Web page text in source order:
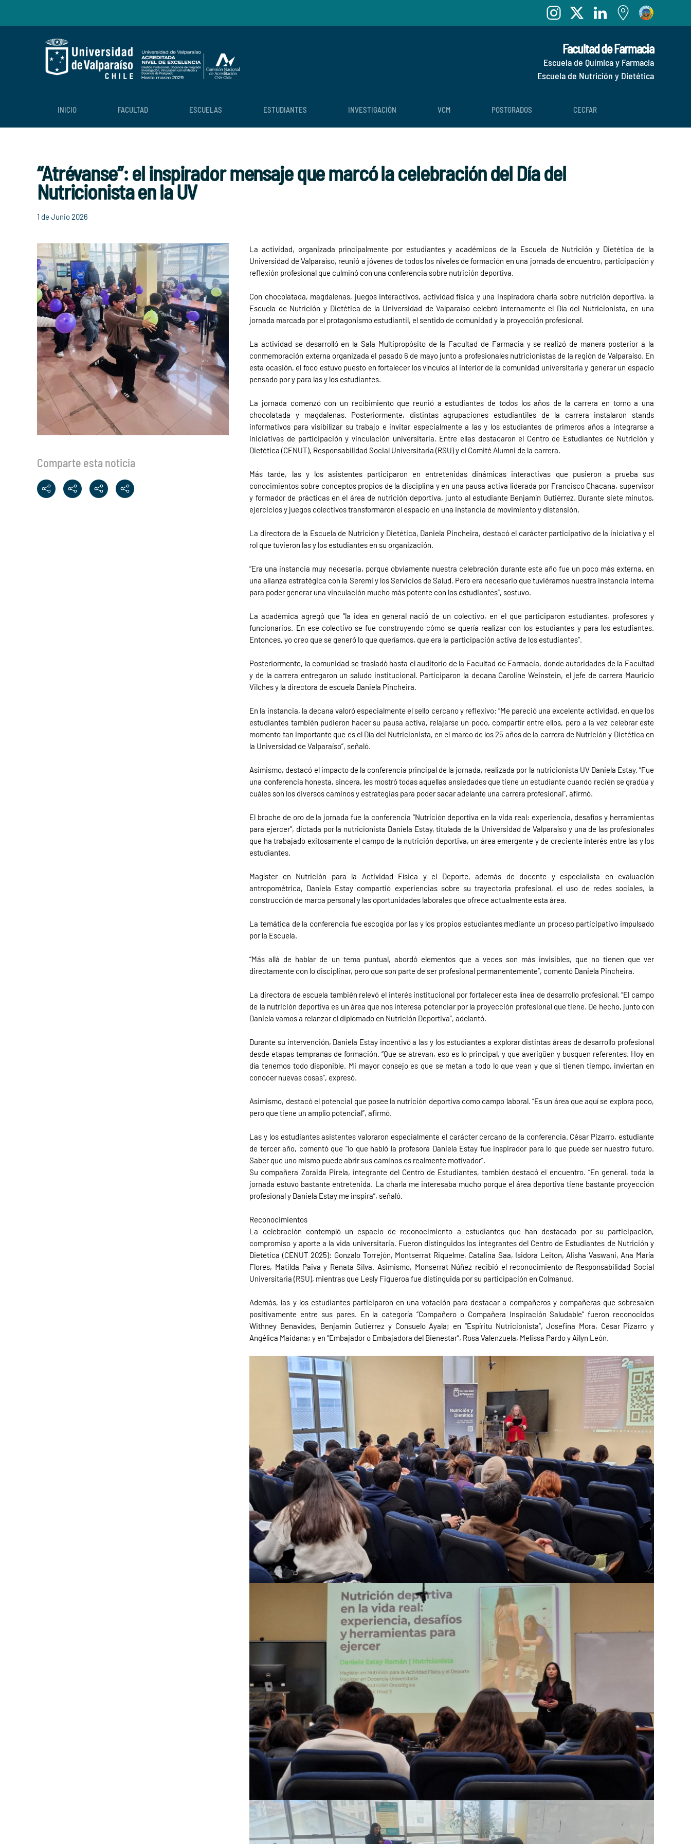
Skip to main content
Facultad de Farmacia
Escuela de Química y Farmacia
Escuela de Nutrición y Dietética
INICIO FACULTAD ESCUELAS ESTUDIANTES INVESTIGACIÓN VCM POSTGRADOS CECFAR
“Atrévanse”: el inspirador mensaje que marcó la celebración del Día del
Nutricionista en la UV
1 de Junio 2026
Comparte esta noticia
La actividad, organizada principalmente por estudiantes y académicos de la Escuela de Nutrición y Dietética de la
Universidad de Valparaíso, reunió a jóvenes de todos los niveles de formación en una jornada de encuentro, participación y
reflexión profesional que culminó con una conferencia sobre nutrición deportiva.
Con chocolatada, magdalenas, juegos interactivos, actividad física y una inspiradora charla sobre nutrición deportiva, la
Escuela de Nutrición y Dietética de la Universidad de Valparaíso celebró internamente el Día del Nutricionista, en una
jornada marcada por el protagonismo estudiantil, el sentido de comunidad y la proyección profesional.
La actividad se desarrolló en la Sala Multipropósito de la Facultad de Farmacia y se realizó de manera posterior a la
conmemoración externa organizada el pasado 6 de mayo junto a profesionales nutricionistas de la región de Valparaíso. En
esta ocasión, el foco estuvo puesto en fortalecer los vínculos al interior de la comunidad universitaria y generar un espacio
pensado por y para las y los estudiantes.
La jornada comenzó con un recibimiento que reunió a estudiantes de todos los años de la carrera en torno a una
chocolatada y magdalenas. Posteriormente, distintas agrupaciones estudiantiles de la carrera instalaron stands
informativos para visibilizar su trabajo e invitar especialmente a las y los estudiantes de primeros años a integrarse a
iniciativas de participación y vinculación universitaria. Entre ellas destacaron el Centro de Estudiantes de Nutrición y
Dietética (CENUT), Responsabilidad Social Universitaria (RSU) y el Comité Alumni de la carrera.
Más tarde, las y los asistentes participaron en entretenidas dinámicas interactivas que pusieron a prueba sus
conocimientos sobre conceptos propios de la disciplina y en una pausa activa liderada por Francisco Chacana, supervisor
y formador de prácticas en el área de nutrición deportiva, junto al estudiante Benjamín Gutiérrez. Durante siete minutos,
ejercicios y juegos colectivos transformaron el espacio en una instancia de movimiento y distensión.
La directora de la Escuela de Nutrición y Dietética, Daniela Pincheira, destacó el carácter participativo de la iniciativa y el
rol que tuvieron las y los estudiantes en su organización.
“Era una instancia muy necesaria, porque obviamente nuestra celebración durante este año fue un poco más externa, en
una alianza estratégica con la Seremi y los Servicios de Salud. Pero era necesario que tuviéramos nuestra instancia interna
para poder generar una vinculación mucho más potente con los estudiantes”, sostuvo.
La académica agregó que “la idea en general nació de un colectivo, en el que participaron estudiantes, profesores y
funcionarios. En ese colectivo se fue construyendo cómo se quería realizar con los estudiantes y para los estudiantes.
Entonces, yo creo que se generó lo que queríamos, que era la participación activa de los estudiantes”.
Posteriormente, la comunidad se trasladó hasta el auditorio de la Facultad de Farmacia, donde autoridades de la Facultad
y de la carrera entregaron un saludo institucional. Participaron la decana Caroline Weinstein, el jefe de carrera Mauricio
Vilches y la directora de escuela Daniela Pincheira.
En la instancia, la decana valoró especialmente el sello cercano y reflexivo: “Me pareció una excelente actividad, en que los
estudiantes también pudieron hacer su pausa activa, relajarse un poco, compartir entre ellos, pero a la vez celebrar este
momento tan importante que es el Día del Nutricionista, en el marco de los 25 años de la carrera de Nutrición y Dietética en
la Universidad de Valparaíso”, señaló.
Asimismo, destacó el impacto de la conferencia principal de la jornada, realizada por la nutricionista UV Daniela Estay. “Fue
una conferencia honesta, sincera, les mostró todas aquellas ansiedades que tiene un estudiante cuando recién se gradúa y
cuáles son los diversos caminos y estrategias para poder sacar adelante una carrera profesional”, afirmó.
El broche de oro de la jornada fue la conferencia “Nutrición deportiva en la vida real: experiencia, desafíos y herramientas
para ejercer”, dictada por la nutricionista Daniela Estay, titulada de la Universidad de Valparaíso y una de las profesionales
que ha trabajado exitosamente el campo de la nutrición deportiva, un área emergente y de creciente interés entre las y los
estudiantes.
Magíster en Nutrición para la Actividad Física y el Deporte, además de docente y especialista en evaluación
antropométrica, Daniela Estay compartió experiencias sobre su trayectoria profesional, el uso de redes sociales, la
construcción de marca personal y las oportunidades laborales que ofrece actualmente esta área.
La temática de la conferencia fue escogida por las y los propios estudiantes mediante un proceso participativo impulsado
por la Escuela.
“Más allá de hablar de un tema puntual, abordó elementos que a veces son más invisibles, que no tienen que ver
directamente con lo disciplinar, pero que son parte de ser profesional permanentemente”, comentó Daniela Pincheira.
La directora de escuela también relevó el interés institucional por fortalecer esta línea de desarrollo profesional. “El campo
de la nutrición deportiva es un área que nos interesa potenciar por la proyección profesional que tiene. De hecho, junto con
Daniela vamos a relanzar el diplomado en Nutrición Deportiva”, adelantó.
Durante su intervención, Daniela Estay incentivó a las y los estudiantes a explorar distintas áreas de desarrollo profesional
desde etapas tempranas de formación. “Que se atrevan, eso es lo principal, y que averigüen y busquen referentes. Hoy en
día tenemos todo disponible. Mi mayor consejo es que se metan a todo lo que vean y que si tienen tiempo, inviertan en
conocer nuevas cosas”, expresó.
Asimismo, destacó el potencial que posee la nutrición deportiva como campo laboral. “Es un área que aquí se explora poco,
pero que tiene un amplio potencial”, afirmó.
Las y los estudiantes asistentes valoraron especialmente el carácter cercano de la conferencia. César Pizarro, estudiante
de tercer año, comentó que “lo que habló la profesora Daniela Estay fue inspirador para lo que puede ser nuestro futuro.
Saber que uno mismo puede abrir sus caminos es realmente motivador”.
Su compañera Zoraida Pirela, integrante del Centro de Estudiantes, también destacó el encuentro. “En general, toda la
jornada estuvo bastante entretenida. La charla me interesaba mucho porque el área deportiva tiene bastante proyección
profesional y Daniela Estay me inspira”, señaló.
Reconocimientos
La celebración contempló un espacio de reconocimiento a estudiantes que han destacado por su participación,
compromiso y aporte a la vida universitaria. Fueron distinguidos los integrantes del Centro de Estudiantes de Nutrición y
Dietética (CENUT 2025): Gonzalo Torrejón, Montserrat Riquelme, Catalina Saa, Isidora Leiton, Alisha Vaswani, Ana María
Flores, Matilda Paiva y Renata Silva. Asimismo, Monserrat Núñez recibió el reconocimiento de Responsabilidad Social
Universitaria (RSU), mientras que Lesly Figueroa fue distinguida por su participación en Colmanud.
Además, las y los estudiantes participaron en una votación para destacar a compañeros y compañeras que sobresalen
positivamente entre sus pares. En la categoría “Compañero o Compañera Inspiración Saludable” fueron reconocidos
Withney Benavides, Benjamín Gutiérrez y Consuelo Ayala; en “Espíritu Nutricionista”, Josefina Mora, César Pizarro y
Angélica Maidana; y en “Embajador o Embajadora del Bienestar”, Rosa Valenzuela, Melissa Pardo y Ailyn León.